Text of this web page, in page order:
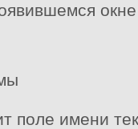
поле имени